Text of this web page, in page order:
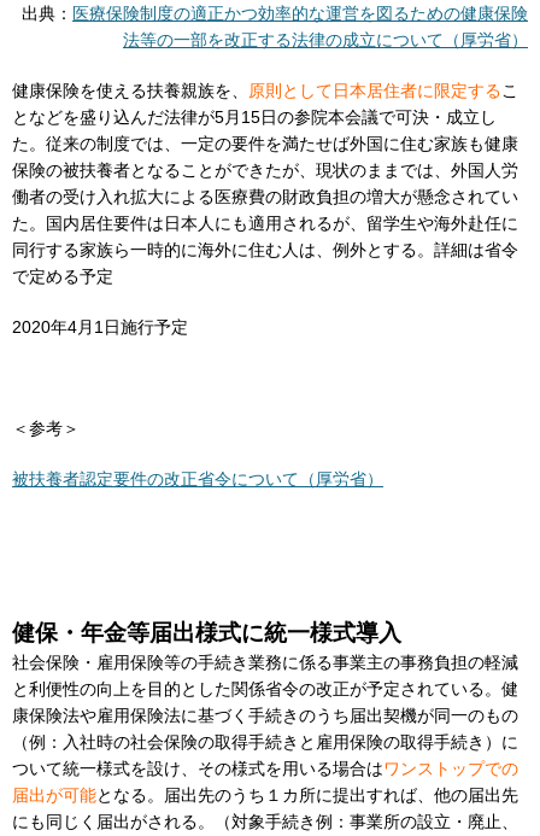
出典： 医療保険制度の適正かつ効率的な運営を図るための健康保険
法等の一部を改正する法律の成立について（厚労省）
健康保険を使える扶養親族を、 原則として日本居住者に限定するこ
となどを盛り込んだ法律が5月15日の参院本会議で可決・成立し
た。従来の制度では、一定の要件を満たせば外国に住む家族も健康
保険の被扶養者となることができたが、現状のままでは、外国人労
働者の受け入れ拡大による医療費の財政負担の増大が懸念されてい
た。国内居住要件は日本人にも適用されるが、留学生や海外赴任に
同行する家族ら一時的に海外に住む人は、例外とする。詳細は省令
で定める予定
2020年4月1日施行予定
＜参考＞
被扶養者認定要件の改正省令について（厚労省）
健保・年金等届出様式に統一様式導入
社会保険・雇用保険等の手続き業務に係る事業主の事務負担の軽減
と利便性の向上を目的とした関係省令の改正が予定されている。健
康保険法や雇用保険法に基づく手続きのうち届出契機が同一のもの
（例：入社時の社会保険の取得手続きと雇用保険の取得手続き）に
ついて統一様式を設け、その様式を用いる場合はワンストップでの
届出が可能となる。届出先のうち１カ所に提出すれば、他の届出先
にも同じく届出がされる。（対象手続き例：事業所の設立・廃止、